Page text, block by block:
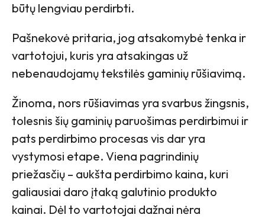
būtų lengviau perdirbti.
Pašnekovė pritaria, jog atsakomybė tenka ir
vartotojui, kuris yra atsakingas už
nebenaudojamų tekstilės gaminių rūšiavimą.
Žinoma, nors rūšiavimas yra svarbus žingsnis,
tolesnis šių gaminių paruošimas perdirbimui ir
pats perdirbimo procesas vis dar yra
vystymosi etape. Viena pagrindinių
priežasčių – aukšta perdirbimo kaina, kuri
galiausiai daro įtaką galutinio produkto
kainai. Dėl to vartotojai dažnai nėra